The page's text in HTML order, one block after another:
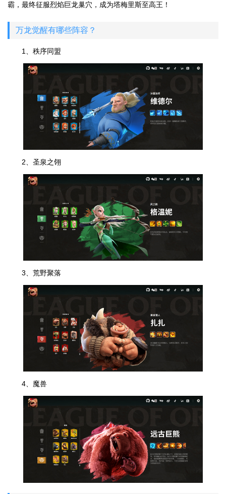
霸，最终征服烈焰巨龙巢穴，成为塔梅里斯至高王！
万龙觉醒有哪些阵容？
1、秩序同盟
2、圣泉之翎
3、荒野聚落
4、魔兽